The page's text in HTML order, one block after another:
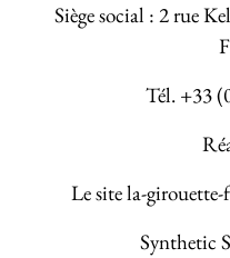
Siège social : 2 rue
Tél. +33
Le site la-
Synthetic